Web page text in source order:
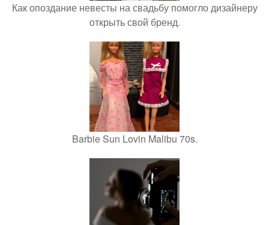
Как опоздание невесты на свадьбу помогло дизайнеру
открыть свой бренд.
Barbie Sun Lovin Malibu 70s.